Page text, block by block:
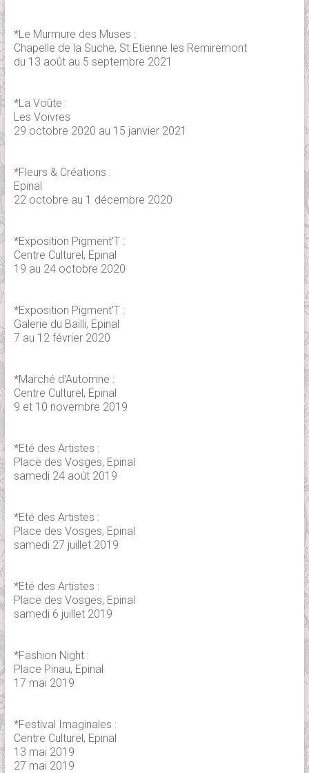
*Le Murmure des Muses :
Chapelle de la Suche, St Etienne les Remiremont
du 13 août au 5 septembre 2021
*La Voûte :
Les Voivres
29 octobre 2020 au 15 janvier 2021
*Fleurs & Créations :
Epinal
22 octobre au 1 décembre 2020
*Exposition Pigment'T :
Centre Culturel, Epinal
19 au 24 octobre 2020
*Exposition Pigment'T :
Galerie du Bailli, Epinal
7 au 12 février 2020
*Marché d'Automne :
Centre Culturel, Epinal
9 et 10 novembre 2019
*Eté des Artistes :
Place des Vosges, Epinal
samedi 24 août 2019
*Eté des Artistes :
Place des Vosges, Epinal
samedi 27 juillet 2019
*Eté des Artistes :
Place des Vosges, Epinal
samedi 6 juillet 2019
*Fashion Night :
Place Pinau, Epinal
17 mai 2019
*Festival Imaginales :
Centre Culturel, Epinal
13 mai 2019
27 mai 2019